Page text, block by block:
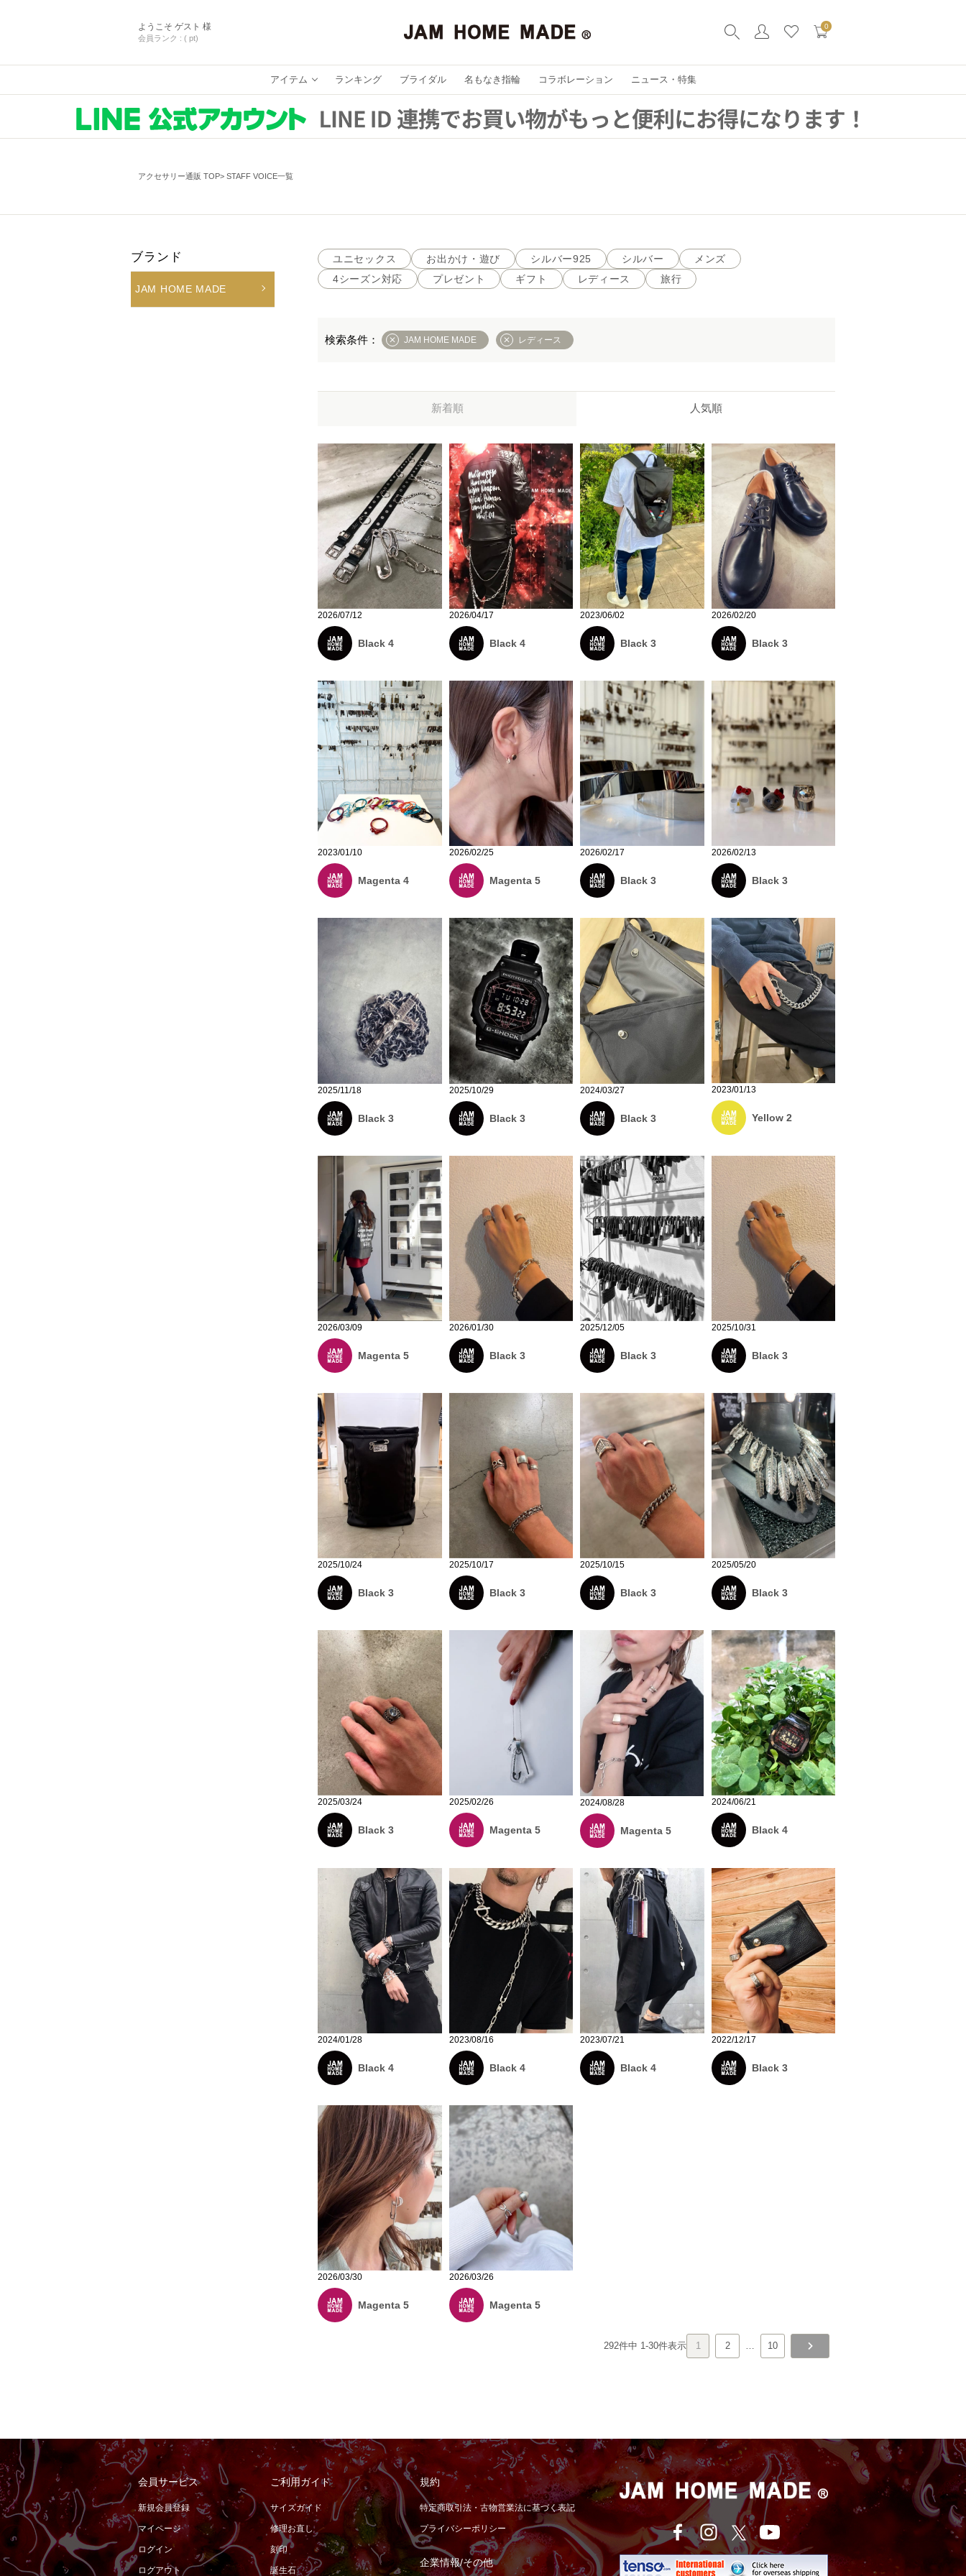
ようこそ ゲスト 様
会員ランク : ( pt)
0
アイテム ランキング ブライダル 名もなき指輪 コラボレーション ニュース・特集
アクセサリー通販 TOP STAFF VOICE一覧
ブランド
JAM HOME MADE
ユニセックス お出かけ・遊び シルバー925 シルバー
メンズ
4シーズン対応
プレゼント ギフト レディース 旅行
JAM HOME MADE レディース
新着順 人気順
2026/07/12
Black 4
2026/04/17
Black 4
2023/06/02
Black 3
2026/02/20
Black 3
2023/01/10
Magenta 4
2026/02/25
Magenta 5
2026/02/17
Black 3
2026/02/13
Black 3
2025/11/18
Black 3
2025/10/29
Black 3
2024/03/27
Black 3
2023/01/13
Yellow 2
2026/03/09
Magenta 5
2026/01/30
Black 3
2025/12/05
Black 3
2025/10/31
Black 3
2025/10/24
Black 3
2025/10/17
Black 3
2025/10/15
Black 3
2025/05/20
Black 3
2025/03/24
Black 3
2025/02/26
Magenta 5
2024/08/28
Magenta 5
2024/06/21
Black 4
2024/01/28
Black 4
2023/08/16
Black 4
2023/07/21
Black 4
2022/12/17
Black 3
2026/03/30
Magenta 5
2026/03/26
Magenta 5
292件中 1-30件表示 1 2 … 10
会員サービス
新規会員登録
マイページ
ログイン
ログアウト
ご利用ガイド
サイズガイド
修理お直し
刻印
誕生石
規約
特定商取引法・古物営業法に基づく表記
プライバシーポリシー
企業情報/その他